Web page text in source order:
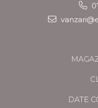
DATE